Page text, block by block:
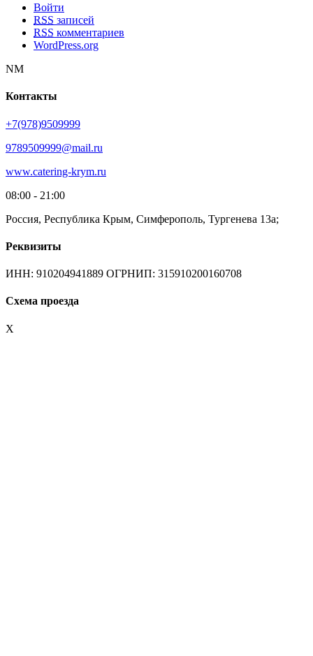
Войти
RSS записей
RSS комментариев
WordPress.org
NM
Контакты
+7(978)9509999
9789509999@mail.ru
www.catering-krym.ru
08:00 - 21:00
Россия, Республика Крым, Симферополь, Тургенева 13а;
Реквизиты
ИНН: 910204941889 ОГРНИП: 315910200160708
Схема проезда
X